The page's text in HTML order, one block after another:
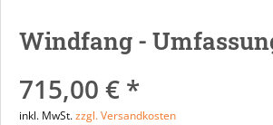
Windfang -
715,00 € *
inkl. MwSt.zzgl. Versandkosten